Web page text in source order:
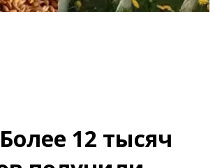
12 тысяч